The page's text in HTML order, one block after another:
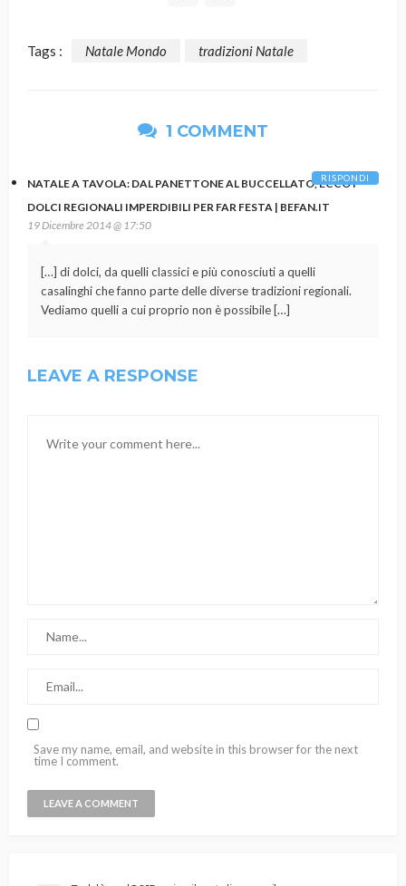
Tags : Natale Mondo tradizioni Natale
1 COMMENT
NATALE A TAVOLA: DAL PANETTONE AL BUCCELLATO, ECCO I
DOLCI REGIONALI IMPERDIBILI PER FAR FESTA | BEFAN.IT
19 Dicembre 2014 @ 17:50
[…] di dolci, da quelli classici e più conosciuti a quelli
casalinghi che fanno parte delle diverse tradizioni regionali.
Vediamo quelli a cui proprio non è possibile […]
RISPONDI
LEAVE A RESPONSE
Save my name, email, and website in this browser for the next
time I comment.